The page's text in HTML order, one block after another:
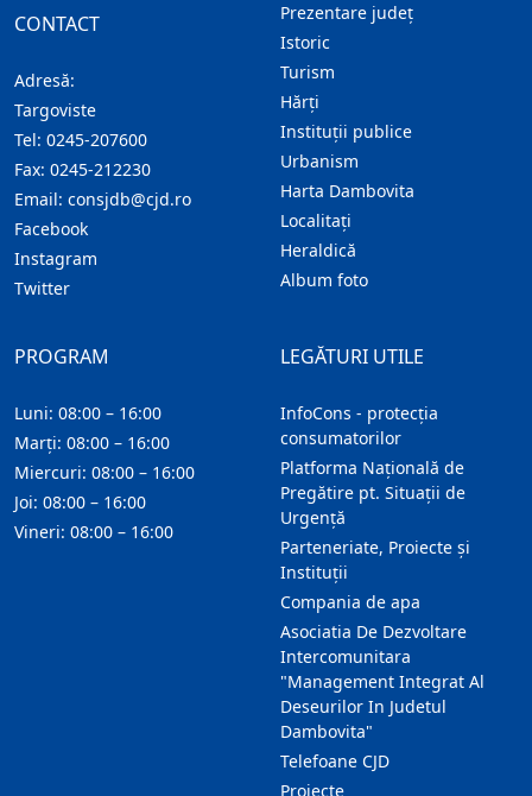
CONTACT
Adresă:
Targoviste
Tel: 0245-207600
Fax: 0245-212230
Email: consjdb@cjd.ro
Facebook
Instagram
Twitter
Prezentare judeţ
Istoric
Turism
Hărţi
Instituţii publice
Urbanism
Harta Dambovita
Localitaţi
Heraldică
Album foto
LEGĂTURI UTILE
InfoCons - protecția
consumatorilor
Platforma Națională de
Pregătire pt. Situații de
Urgență
Parteneriate, Proiecte și
Instituții
Compania de apa
Asociatia De Dezvoltare
Intercomunitara
"Management Integrat Al
Deseurilor In Judetul
Dambovita"
Telefoane CJD
Proiecte
PROGRAM
Luni: 08:00 – 16:00
Marți: 08:00 – 16:00
Miercuri: 08:00 – 16:00
Joi: 08:00 – 16:00
Vineri: 08:00 – 16:00